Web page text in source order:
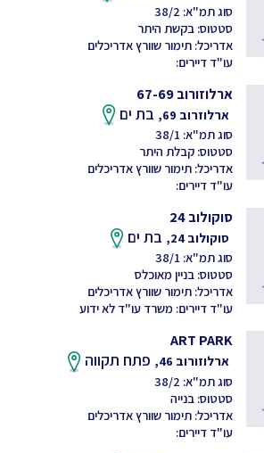
סוג תמ"א: 38/2
סטטוס: בקשת היתר
אדריכל: תימור שוורץ אדריכלים
עו"ד דיירים:
ארלוזורוב 67-69
ארלוזרוב 69, בת ים
סוג תמ"א: 38/1
סטטוס: קבלת היתר
אדריכל: תימור שוורץ אדריכלים
עו"ד דיירים:
סוקולוב 24
סוקולוב 24, בת ים
סוג תמ"א: 38/1
סטטוס: בניין מאוכלס
אדריכל: תימור שוורץ אדריכלים
עו"ד דיירים: משרד עו"ד לא ידוע
ART PARK
ארלוזורוב 46, פתח תקווה
סוג תמ"א: 38/2
סטטוס: בנייה
אדריכל: תימור שוורץ אדריכלים
עו"ד דיירים: